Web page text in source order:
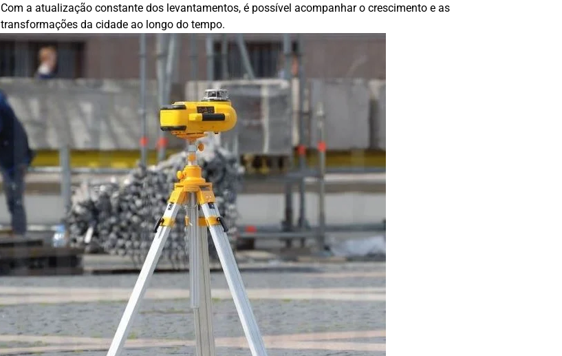
Com a atualização constante dos levantamentos, é possível acompanhar o crescimento e as
transformações da cidade ao longo do tempo.